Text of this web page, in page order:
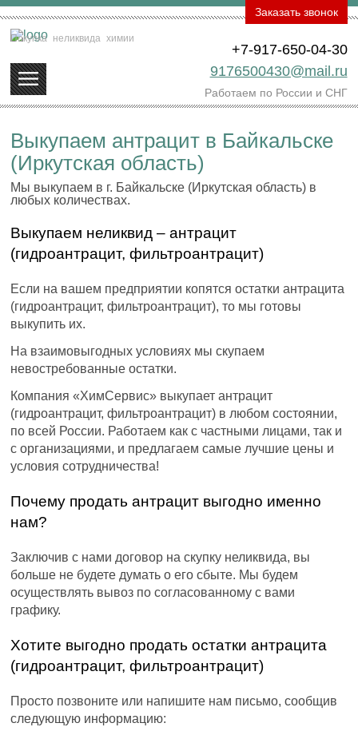
Покупка неликвида химии
+7-917-650-04-30
9176500430@mail.ru
Работаем по России и СНГ
Заказать звонок
Выкупаем антрацит в Байкальске
(Иркутская область)
Мы выкупаем в г. Байкальске (Иркутская область) в
любых количествах.
Выкупаем неликвид – антрацит
(гидроантрацит, фильтроантрацит)
Если на вашем предприятии копятся остатки антрацита
(гидроантрацит, фильтроантрацит), то мы готовы
выкупить их.
На взаимовыгодных условиях мы скупаем
невостребованные остатки.
Компания «ХимСервис» выкупает антрацит
(гидроантрацит, фильтроантрацит) в любом состоянии,
по всей России. Работаем как с частными лицами, так и
с организациями, и предлагаем самые лучшие цены и
условия сотрудничества!
Почему продать антрацит выгодно именно
нам?
Заключив с нами договор на скупку неликвида, вы
больше не будете думать о его сбыте. Мы будем
осуществлять вывоз по согласованному с вами
графику.
Хотите выгодно продать остатки антрацита
(гидроантрацит, фильтроантрацит)
Просто позвоните или напишите нам письмо, сообщив
следующую информацию: